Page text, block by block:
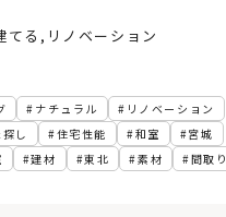
てる , リノベーション
ナチュラル
リノベーション
し 住宅性能 和室
宮城
建材 東北 素材 間取り